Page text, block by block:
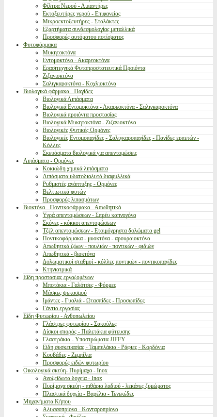
Φίλτρα Νερού - Λιπαντήρες
Εκτοξευτήρες νερού - Επιφανείας
Μικροεκτοξευτήρες - Σταλάκτες
Εξαρτήματα συνδεσμολογίας μεταλλικά
Προσφορές αυτόματου ποτίσματος
Φυτοφάρμακα
Μυκητοκτόνα
Εντομοκτόνα - Ακαρεοκτόνα
Ερασιτεχνικά Φυτοπροστατευτικά Προιόντα
Ζιζανιοκτόνα
Σαλιγκαροκτόνα - Κοχλιοκτόνα
Βιολογικά φάρμακα - Παγίδες
Βιολογικά Λιπάσματα
Βιολογικά Εντομοκτόνα - Ακαρεοκτόνα - Σαλιγκαροκτόνα
Βιολογικά προιόντα προστασίας
Βιολογικά Μυκητοκτόνα - Ζιζανιοκτόνα
Βιολογικές Φυτικές Ορμόνες
Βιολογικές Εντομοπαγίδες - Σαλιγκαροπαγίδες - Παγίδες ερπετών -
Κόλλες
Σκευάσματα βιολογικά για απεντομώσεις
Λιπάσματα - Ορμόνες
Κοκκώδη χημικά λιπάσματα
Λιπάσματα υδατοδιαλυτά διαφυλλικά
Ρυθμιστές ανάπτυξης - Ορμόνες
Βελτιωτικά φυτών
Προσφορές λιπασμάτων
Βιοκτόνα - Ποντικοφάρμακα - Απωθητικά
Υγρά απεντομώσεων - Σπρέυ καπνογόνα
Σκόνες - κόκκοι απεντομώσεων
Τζέλ απεντομώσεων - Ετοιμόχρηστα δολώματα gel
Ποντικοφάρμακα - μυοκτόνα - αρουραιοκτόνα
Απωθητικά ζώων - πουλιών - ποντικών - φιδιών
Απωθητικά - βιοκτόνα
Δολωματικοί σταθμοί - κόλλες ποντικών - ποντικοπαγίδες
Κτηνιατρικά
Είδη προστασίας εργαζομένων
Μποτάκια - Γαλότσες - Φόρμες
Μάσκες ψεκασμού
Ιμάντες - Γυαλιά - Ωτασπίδες - Προσωπίδες
Γάντια εργασίας
Είδη Φυτωρίου - Ανθοπωλείου
Γλάστρες φυτωρίου - Σακούλες
Δίσκοι σποράς - Παλετάκια φύτευσης
Γλαστράκια - Υποστρώματα JIFFY
Είδη συσκευασίας - Ταμπελάκια - Ράφιες - Κορδόνια
Κουβάδες - Ζεμπίλια
Προσφορές ειδών φυτωρίου
Οικολογικά σκεύη- Πυρίμαχα - Inox
Ανοξείδωτα δοχεία - Inox
Πυρίμαχα σκεύη - πιθάρια λαδιού - λεκάνες ζυμώματος
Πλαστικά δοχεία - Βαρέλια - Τενεκέδες
Μηχανήματα Κήπου
Αλυσσοπρίονα - Κονταροπρίονα